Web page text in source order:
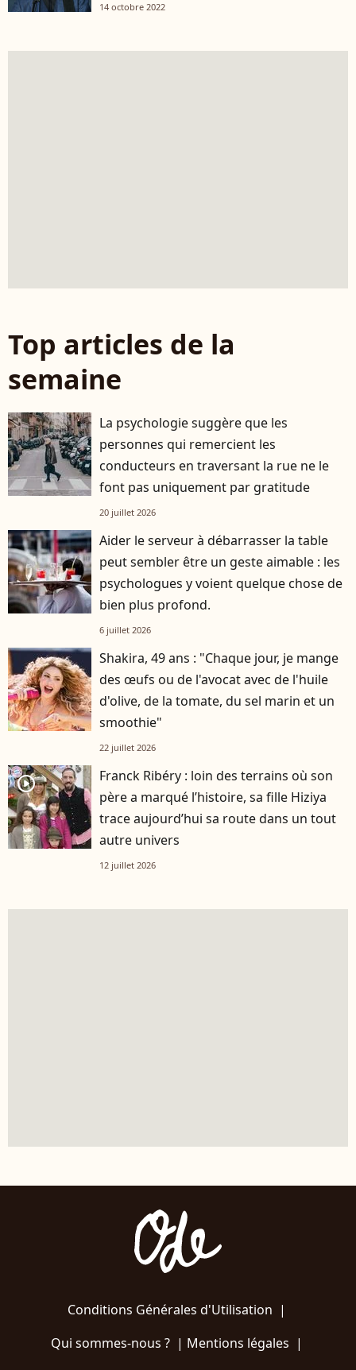
14 octobre 2022
Top articles de la
semaine
La psychologie suggère que les
personnes qui remercient les
conducteurs en traversant la rue ne le
font pas uniquement par gratitude
20 juillet 2026
Aider le serveur à débarrasser la table
peut sembler être un geste aimable : les
psychologues y voient quelque chose de
bien plus profond.
6 juillet 2026
Shakira, 49 ans : "Chaque jour, je mange
des œufs ou de l'avocat avec de l'huile
d'olive, de la tomate, du sel marin et un
smoothie"
22 juillet 2026
player2
Franck Ribéry : loin des terrains où son
père a marqué l’histoire, sa fille Hiziya
trace aujourd’hui sa route dans un tout
autre univers
12 juillet 2026
Conditions Générales d'Utilisation |
Qui sommes-nous ?| Mentions légales |